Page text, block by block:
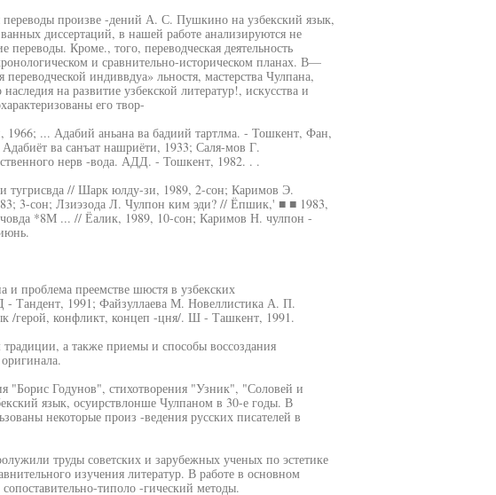
переводы произве -дений А. С. Пушкино на узбекский язык,
диссертаций, в нашей работе анализируются не
переводы. Кроме., того, переводческая деятельность
и сравнительно-историческом планах. В—
индиввдуа» льностя, мастерства Чулпана,
на развитие узбекской литератур!, искусства и
его твор-
... Адабий аньана ва бадиий тартлма. - Тошкент, Фан,
ва санъат нашриёти, 1933; Саля-мов Г.
нерв -вода. АДД. - Тошкент, 1982. . .
// Шарк юлду-зи, 1989, 2-сон; Каримов Э.
3-сон; Лзиэзода Л. Чулпон ким эди? // Ёпшик,' ■ ■ 1983,
*8М ... // Ёалик, 1989, 10-сон; Каримов Н. чулпон -
и проблема преемстве шюстя в узбекских
Тандент, 1991; Файзуллаева М. Новеллистика А. П.
/герой, конфликт, концеп -цня/. Ш - Ташкент, 1991.
а также приемы и способы воссоздания
"Борис Годунов", стихотворения "Узник", "Соловей и
язык, осуирствлонше Чулпаном в 30-е годы. В
некоторые произ -ведения русских писателей в
труды советских и зарубежных ученых по эстетике
изучения литератур. В работе в основном
типоло -гический методы.